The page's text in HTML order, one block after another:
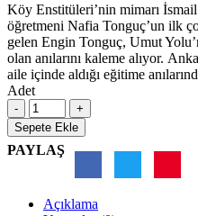
Köy Enstitüleri’nin mimarı
öğretmeni Nafia Tonguç’un ilk
gelen Engin Tonguç, Umut
olan anılarını kaleme alıyor.
aile içinde aldığı eğitime
Adet
Sepete Ekle
PAYLAŞ
Açıklama